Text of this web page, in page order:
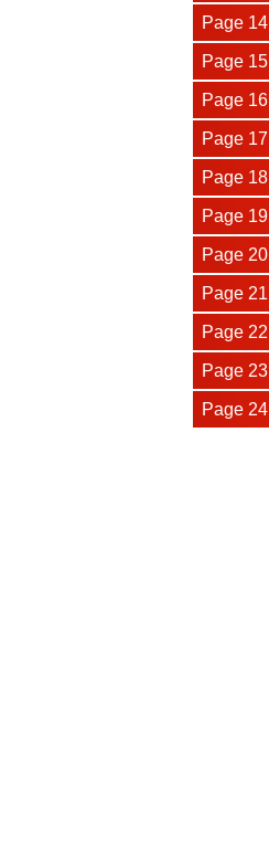
Page 14
Page 15
Page 16
Page 17
Page 18
Page 19
Page 20
Page 21
Page 22
Page 23
Page 24